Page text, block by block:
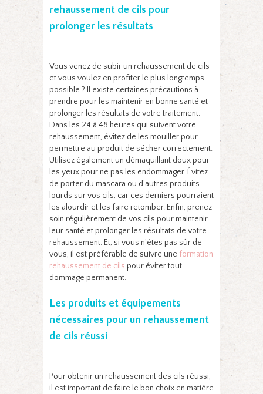
rehaussement de cils pour
prolonger les résultats
Vous venez de subir un rehaussement de cils
et vous voulez en profiter le plus longtemps
possible ? Il existe certaines précautions à
prendre pour les maintenir en bonne santé et
prolonger les résultats de votre traitement.
Dans les 24 à 48 heures qui suivent votre
rehaussement, évitez de les mouiller pour
permettre au produit de sécher correctement.
Utilisez également un démaquillant doux pour
les yeux pour ne pas les endommager. Évitez
de porter du mascara ou d’autres produits
lourds sur vos cils, car ces derniers pourraient
les alourdir et les faire retomber. Enfin, prenez
soin régulièrement de vos cils pour maintenir
leur santé et prolonger les résultats de votre
rehaussement. Et, si vous n’êtes pas sûr de
vous, il est préférable de suivre une formation
rehaussement de cils pour éviter tout
dommage permanent.
Les produits et équipements
nécessaires pour un rehaussement
de cils réussi
Pour obtenir un rehaussement des cils réussi,
il est important de faire le bon choix en matière